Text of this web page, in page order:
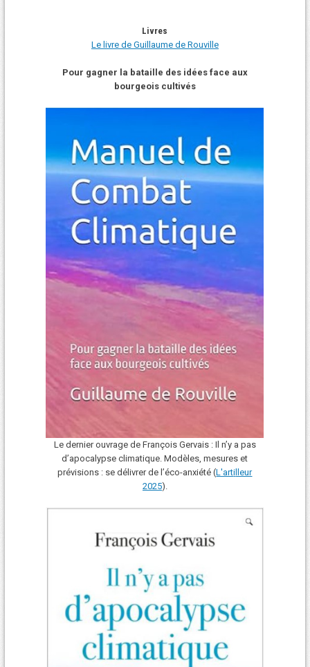
Livres
Le livre de Guillaume de Rouville
Pour gagner la bataille des idées face aux
bourgeois cultivés
Le dernier ouvrage de François Gervais : Il n’y a pas
d’apocalypse climatique. Modèles, mesures et
prévisions : se délivrer de l’éco-anxiété (L'arti lleur
2025).